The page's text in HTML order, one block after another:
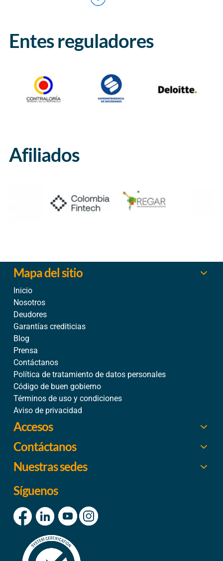
Entes reguladores
Afiliados
Mapa del sitio
Inicio
Nosotros
Deudores
Garantías crediticias
Blog
Prensa
Contáctanos
Política de tratamiento de datos personales
Código de buen gobierno
Términos de uso y condiciones
Aviso de privacidad
Accesos
Contáctanos
Nuestras sedes
Síguenos